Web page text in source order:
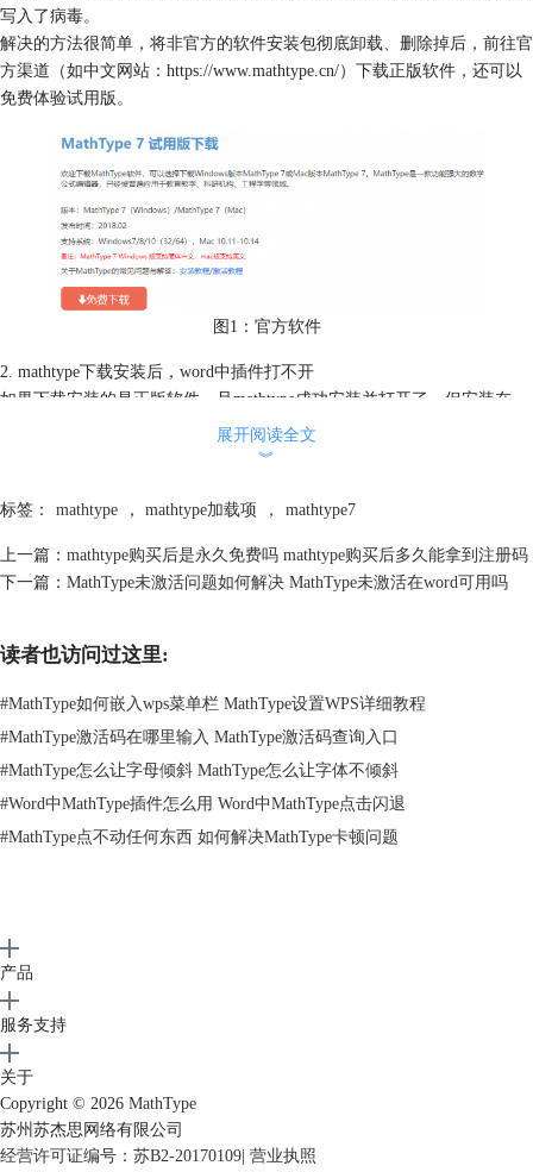
写入了病毒。
解决的方法很简单，将非官方的软件安装包彻底卸载、删除掉后，前往官
方渠道（如中文网站：https://www.mathtype.cn/）下载正版软件，还可以
免费体验试用版。
图1：官方软件
2. mathtype下载安装后，word中插件打不开
如果下载安装的是正版软件，且mathtype成功安装并打开了，但安装在
word中的mathtype插件打不开，可能是word未信任宏导致的，可进行受信
打开信任中心的“受信任位置”，并点击右下角的“添加新位置”。
接着，在路径中输入“C:/Program Files（x86）/Microsoft
Office/Office12/STARTUP”，即Microsoft office的安装路径，其中会包含
mathtype的宏文件。
如果电脑中找不到以上路径，可查找office中的“STARTUP”文件夹，
将“STARTUP”文件夹的路径填入即可。输入路径后，将描述设置
为“MathType宏”，点击“确定”，即可正常在word使用mathtype插件。
展开阅读全文
︾
标签： mathtype ， mathtype加载项 ， mathtype7
上一篇： mathtype购买后是永久免费吗 mathtype购买后多久能拿到注册码
下一篇： MathType未激活问题如何解决 MathType未激活在word可用吗
读者也访问过这里:
#MathType如何嵌入wps菜单栏 MathType设置WPS详细教程
#MathType激活码在哪里输入 MathType激活码查询入口
#MathType怎么让字母倾斜 MathType怎么让字体不倾斜
#Word中MathType插件怎么用 Word中MathType点击闪退
#MathType点不动任何东西 如何解决MathType卡顿问题
产品
服务支持
关于
Copyright © 2026 MathType
苏州苏杰思网络有限公司
经营许可证编号：苏B2-20170109 营业执照